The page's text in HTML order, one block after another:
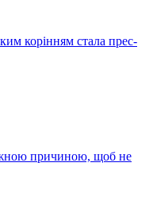
корінням стала прес-
причиною, щоб не